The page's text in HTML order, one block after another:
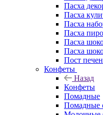
Пасха
Пасха
Пасха
Пасха
Пасха
Пасха
Пост
Конфеты
Назад
Конфеты
Помадные
Помадные